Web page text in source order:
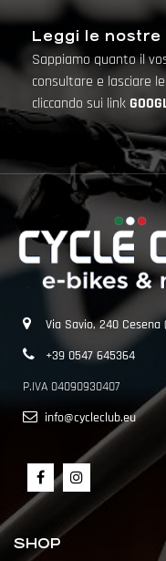
Leggi le nostre
Sappiamo quanto il
consultare e lasciare
cliccando sui link
Via Savio, 240 Cesena
+39 0547 645364
P.IVA 04090930407
info@cycleclub.eu
SHOP